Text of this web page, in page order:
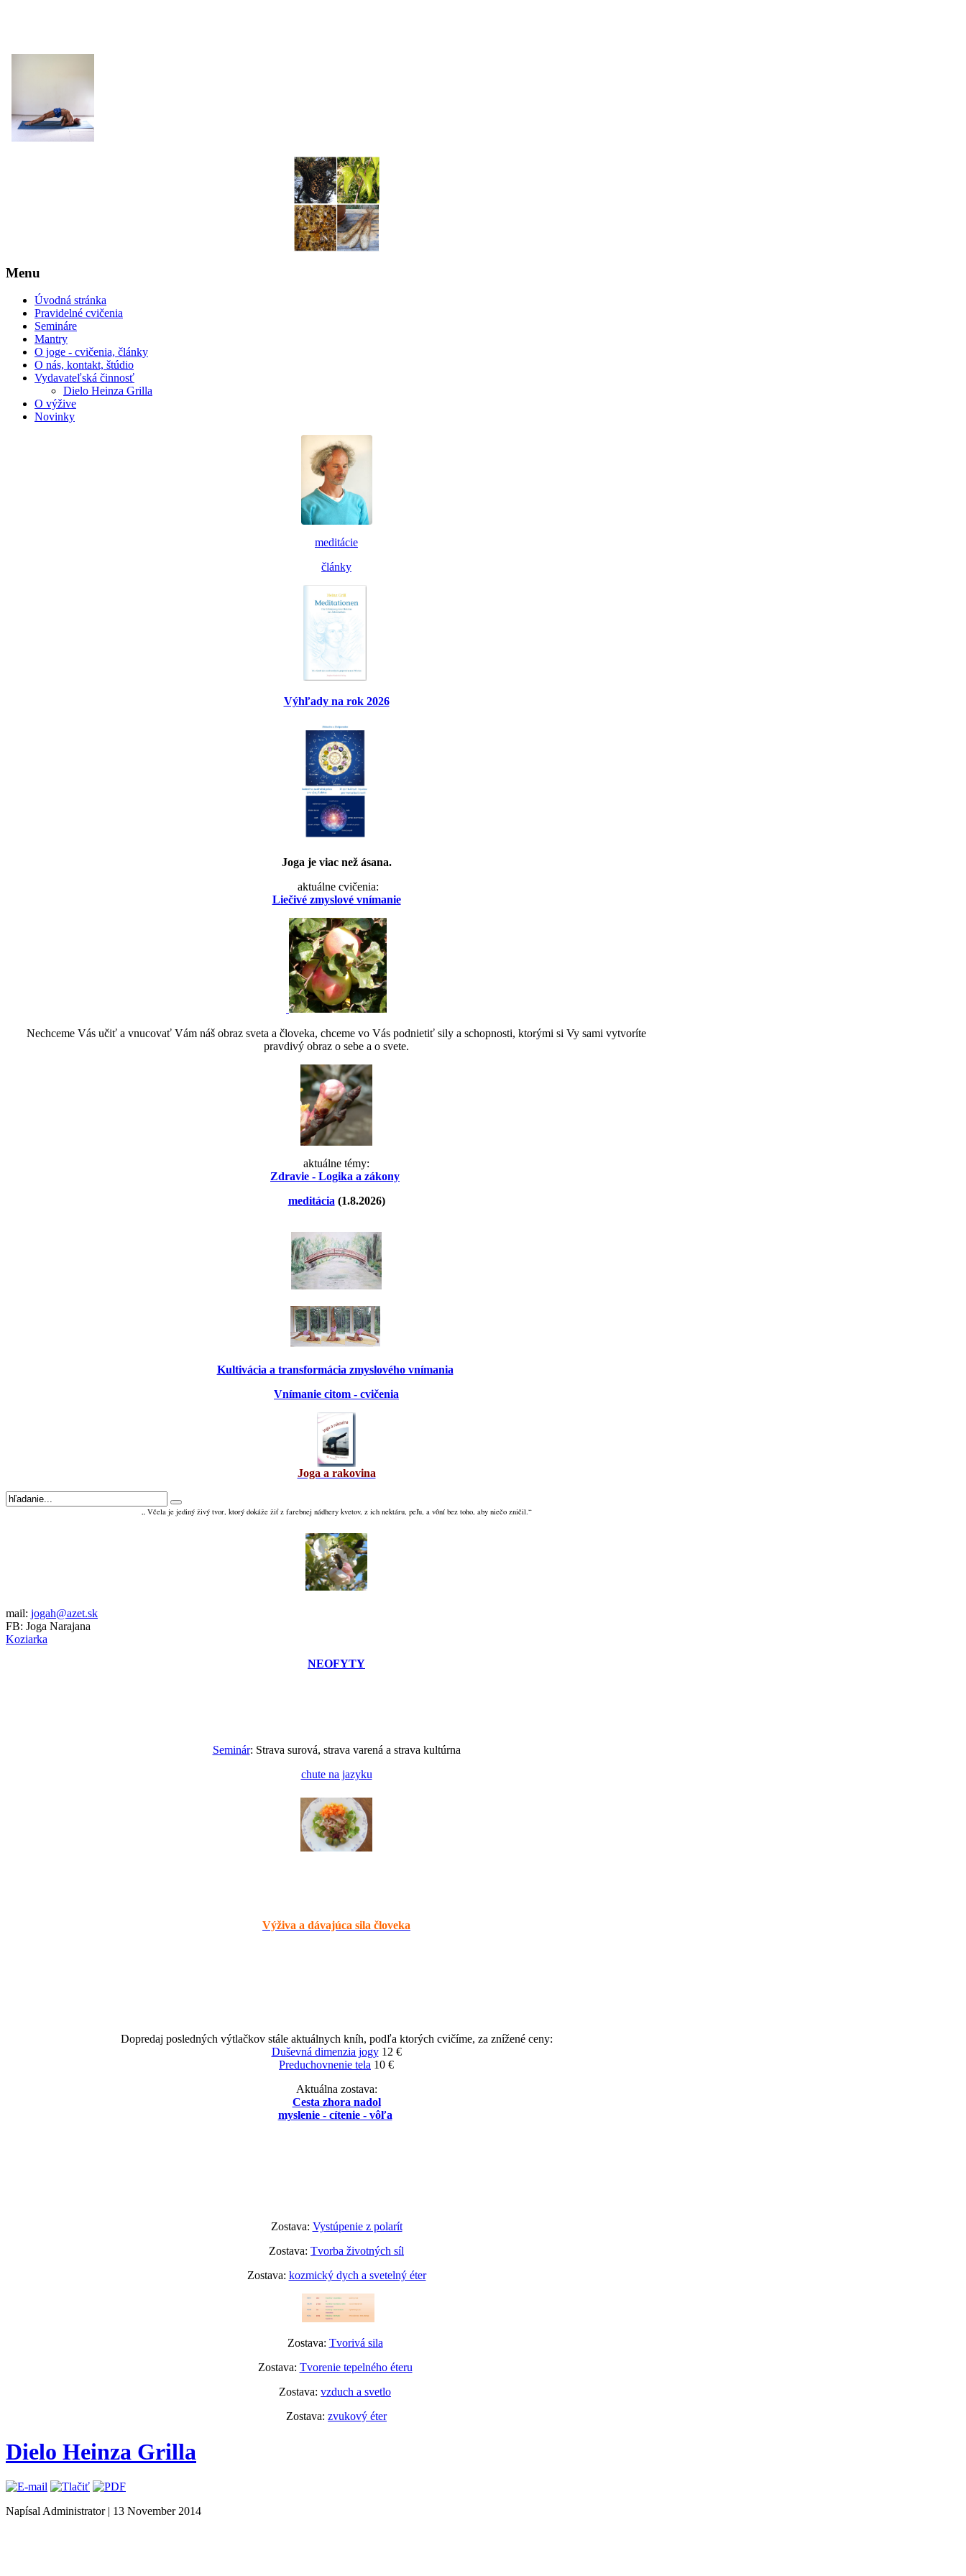
Menu
Úvodná stránka
Pravidelné cvičenia
Semináre
Mantry
O joge - cvičenia, články
O nás, kontakt, štúdio
Vydavateľská činnosť
Dielo Heinza Grilla
O výžive
Novinky
meditácie
články
Výhľady na rok 2026
Joga je viac než ásana.
aktuálne cvičenia:
Liečivé zmyslové vnímanie
Nechceme Vás učiť a vnucovať Vám náš obraz sveta a človeka, chceme vo Vás podnietiť sily a schopnosti, ktorými si Vy sami vytvoríte
pravdivý obraz o sebe a o svete.
aktuálne témy:
Zdravie - Logika a zákony
meditácia(1.8.2026)
Kultivácia a transformácia zmyslového vnímania
Vnímanie citom - cvičenia
Joga a rakovina
„ Včela je jediný živý tvor, ktorý dokáže žiť z farebnej nádhery kvetov, z ich nektáru, peľu, a vôní bez toho, aby niečo zničil.“
mail: jogah@azet.sk
FB: Joga Narajana
Koziarka
NEOFYTY
Seminár: Strava surová, strava varená a strava kultúrna
chute na jazyku
Výživa a dávajúca sila človeka
Dopredaj posledných výtlačkov stále aktuálnych kníh, podľa ktorých cvičíme, za znížené ceny:
Duševná dimenzia jogy12 €
Preduchovnenie tela 10 €
Aktuálna zostava:
Cesta zhora nadol
myslenie - cítenie - vôľa
Zostava: Vystúpenie z polarít
Zostava: Tvorba životných síl
Zostava: kozmický dych a svetelný éter
Zostava: Tvorivá sila
Zostava: Tvorenie tepelného éteru
Zostava: vzduch a svetlo
Zostava: zvukový éter
Dielo Heinza Grilla
Napísal Administrator | 13 November 2014